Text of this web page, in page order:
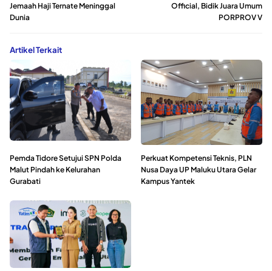
Jemaah Haji Ternate Meninggal
Dunia
Official, Bidik Juara Umum
PORPROV V
Artikel Terkait
Pemda Tidore Setujui SPN Polda
Malut Pindah ke Kelurahan
Gurabati
Perkuat Kompetensi Teknis, PLN
Nusa Daya UP Maluku Utara Gelar
Kampus Yantek